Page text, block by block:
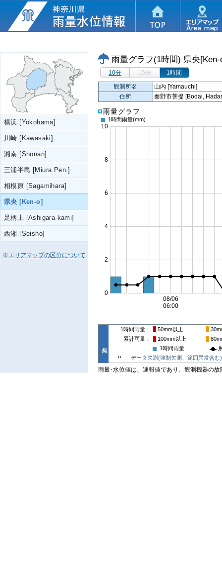
横浜 [Yokohama]
川崎 [Kawasaki]
湘南 [Shonan]
三浦半島 [Miura Pen.]
相模原 [Sagamihara]
県央 [Ken-o]
足柄上 [Ashigara-kami]
西湘 [Seisho]
※エリアマップの区分について
雨量グラフ(1時間) 県央[Ken-
10分 15分
1時間
観測所名
山内 [Yamauchi]
住所
秦野市菩提 [Bodai,
雨量グラフ
1時間雨量(mm)
1時間雨量 50mm以上
累計雨量
100mm以上
1時間雨量
**
データ欠測(強制欠測、範囲異常含む)
雨量･水位値は、速報値であり、観測機器の